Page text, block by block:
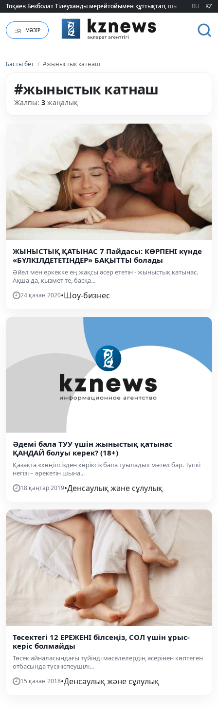
Тоқаев Бекболат Тілеуханды мерейтойымен құттықтап, шығармашылық
Тоқаев Бекболат Тілеуханды мерейтойымен құттықтап, шығармашылық
RU KZ
МӘЗІР
Басты бет / #жыныстык катнаш
#жыныстык катнаш
Жалпы: 3 жаңалық
ЖЫНЫСТЫҚ ҚАТЫНАС 7 Пайдасы: КӨРПЕНІ күнде
«БҮЛКІЛДЕТЕТІНДЕР» БАҚЫТТЫ болады
Әйел мен еркекке ең жақсы әсер ететін - жыныстық қатынас.
Ақша да, қызмет те, басқа...
24 қазан 2020•Шоу-бизнес
Әдемі бала ТУУ үшін жыныстық қатынас
ҚАНДАЙ болуы керек? (18+)
Қазақта «көңілсізден көріксіз бала туылады» мәтел бар. Түпкі
негізі – әрекетін шына...
18 қаңтар 2019•Денсаулық және сұлулық
Төсектегі 12 ЕРЕЖЕНІ білсеңіз, СОЛ үшін ұрыс-
керіс болмайды
Төсек айналасындағы түйінді мәселелердің әсерінен көптеген
отбасында түсініспеушілі...
15 қазан 2018•Денсаулық және сұлулық